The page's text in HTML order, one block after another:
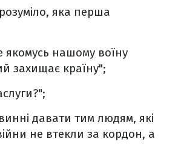
яка перша
якомусь нашому воїну
захищає країну";
давати тим людям, які
не втекли за кордон, а